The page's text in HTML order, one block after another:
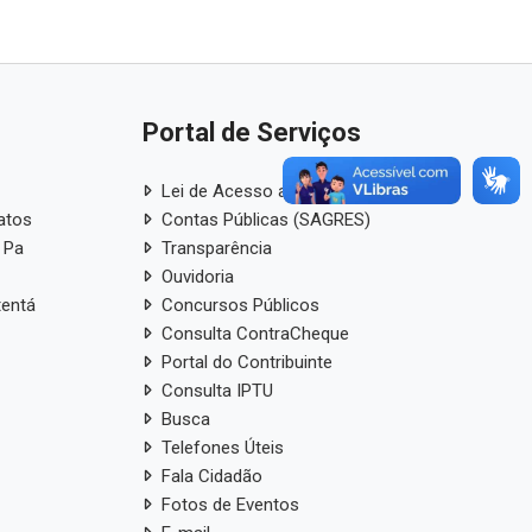
Portal de Serviços
Lei de Acesso a Informação
Contas Públicas (SAGRES)
Transparência
Ouvidoria
Concursos Públicos
Consulta ContraCheque
Portal do Contribuinte
Consulta IPTU
Busca
Telefones Úteis
Fala Cidadão
Fotos de Eventos